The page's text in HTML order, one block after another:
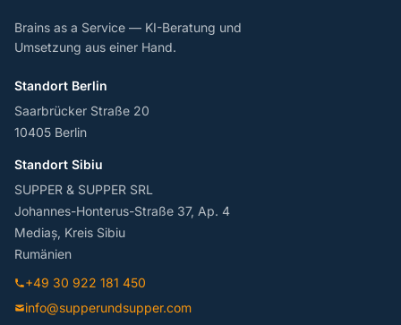
Brains as a Service — KI-Beratung und
Umsetzung aus einer Hand.
Standort Berlin
Saarbrücker Straße 20
10405 Berlin
Standort Sibiu
SUPPER & SUPPER SRL
Johannes-Honterus-Straße 37, Ap. 4
Mediaș, Kreis Sibiu
Rumänien
+49 30 922 181 450
info@supperundsupper.com